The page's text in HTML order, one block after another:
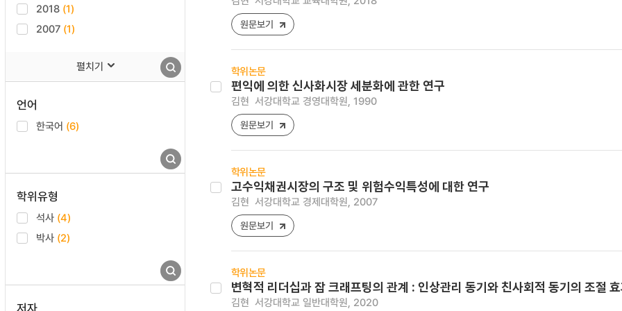
2018 (1)
2007 (1)
펼치기
언어
한국어 (6)
학위유형
석사 (4)
박사 (2)
원문보기
학위논문
편익에 의한 신사화시장 세분화에 관한 연구
김현 서강대학교 경영대학원, 1990
원문보기
학위논문
고수익채권시장의 구조 및 위험수익특성에 대한 연구
김현 서강대학교 경제대학원, 2007
원문보기
학위논문
변혁적 리더십과 잡 크래프팅의 관계 : 인상관리 동기와 친사회적 동기의 조절
김현 서강대학교 일반대학원, 2020